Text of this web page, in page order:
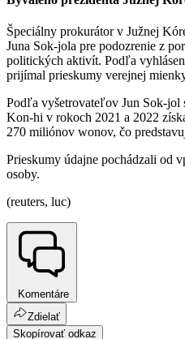
Špeciálny prokurátor v Južnej
Juna Sok-jola pre podozrenie z
politických aktivít. Podľa
prijímal prieskumy verejnej
Podľa vyšetrovateľov Jun Sok-jol
Kon-hi v rokoch 2021 a 2022
270 miliónov wonov, čo
Prieskumy údajne pochádzali od
osoby.
(reuters, luc)
Komentáre
Zdielať
Skopírovať odkaz